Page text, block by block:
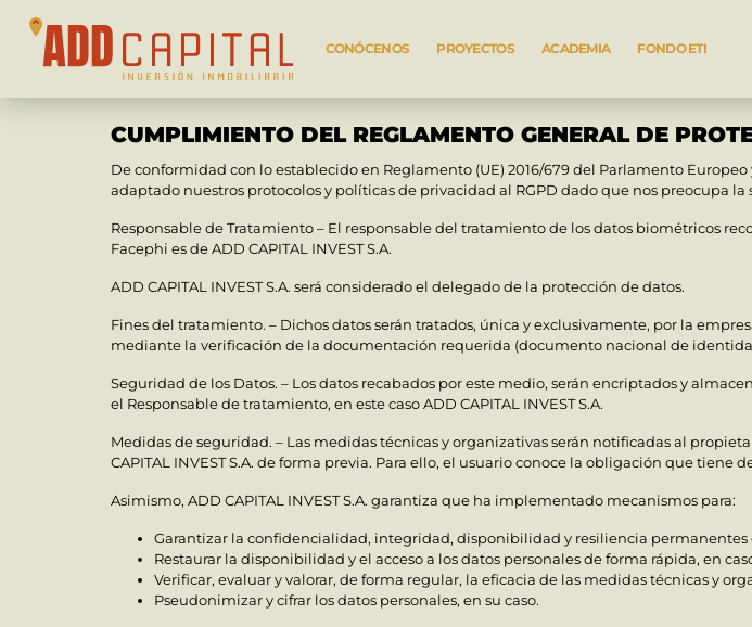
CONÓCENOS PROYECTOS ACADEMIA FONDO ETI
CUMPLIMIENTO DEL REGLAMENTO GENERAL DE
De conformidad con lo establecido en Reglamento (UE) 2016/679 del Parlamento
adaptado nuestros protocolos y políticas de privacidad al RGPD dado que nos preocupa
Responsable de Tratamiento – El responsable del tratamiento de los datos biométricos
Facephi es deADD CAPITAL INVEST S.A.
ADD CAPITAL INVEST S.A. será considerado el delegado de la protección de datos.
Fines del tratamiento. – Dichos datos serán tratados, única y exclusivamente, por la
mediante la verificación de la documentación requerida (documento nacional de
Seguridad de los Datos. – Los datos recabados por este medio, serán encriptados y
el Responsable de tratamiento, en este caso ADD CAPITAL INVEST S.A.
Medidas de seguridad. – Las medidas técnicas y organizativas serán notificadas al
CAPITAL INVEST S.A. de forma previa. Para ello, el usuario conoce la obligación que
Asimismo, ADD CAPITAL INVEST S.A. garantiza que ha implementado mecanismos para:
Garantizar la confidencialidad, integridad, disponibilidad y resiliencia permanentes
Restaurar la disponibilidad y el acceso a los datos personales de forma rápida, en
Verificar, evaluar y valorar, de forma regular, la eficacia de las medidas técnicas y
Pseudonimizar y cifrar los datos personales, en su caso.